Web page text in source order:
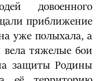
довоенного
приближение
уже полыхала, а
вела тяжелые бои
защиты Родины